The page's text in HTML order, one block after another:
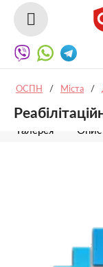
ОСПН / Міста /
Галерея Опис